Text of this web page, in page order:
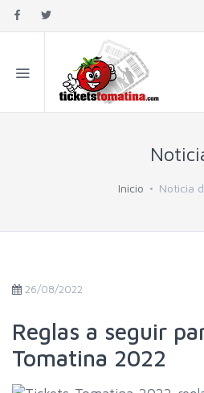
Inicio Noticia
26/08/2022
Reglas a seguir
Tomatina 2022